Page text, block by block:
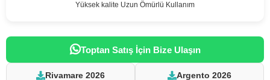
Yüksek kalite Uzun Ömürlü Kullanım
Toptan Satış İçin Bize Ulaşın
Rivamare 2026 Argento 2026